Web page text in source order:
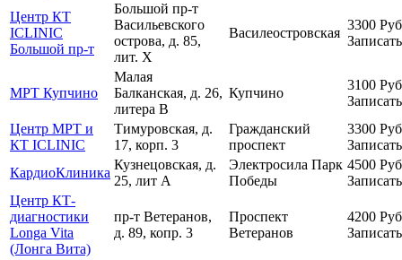
Центр КТ
ICLINIC
Большой пр-т
Большой пр-т
Васильевского
острова, д. 85,
лит. Х
Василеостровская
3300
МРТ Купчино
Малая
Балканская, д. 26,
литера В
Купчино
3100
Центр МРТ и
КТ ICLINIC
Тимуровская, д.
17, корп. 3
Гражданский
проспект
3300
КардиоКлиника
Кузнецовская, д.
25, лит А
Электросила Парк
Победы
4500
Центр КТ-
диагностики
Longa Vita
(Лонга Вита)
пр-т Ветеранов,
д. 89, копр. 3
Проспект
Ветеранов
4200